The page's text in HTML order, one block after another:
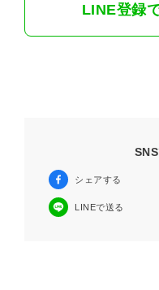
LINE登録
シェアする
LINEで送る